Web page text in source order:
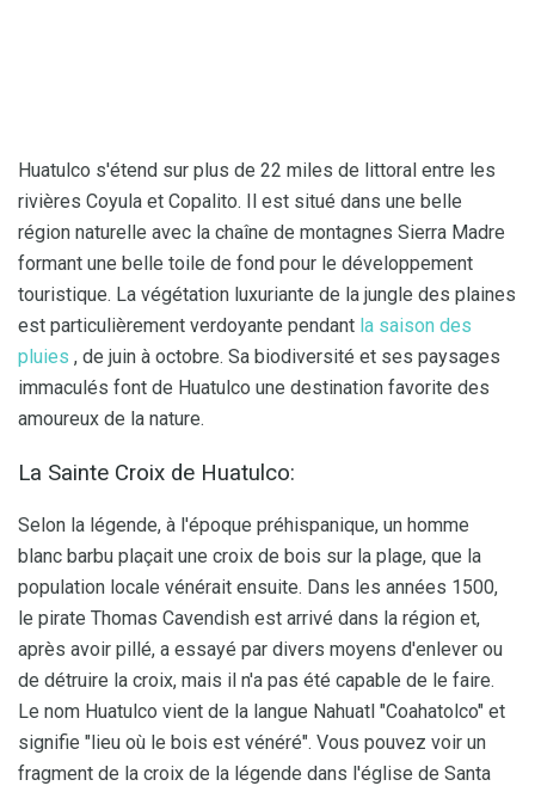
Huatulco s'étend sur plus de 22 miles de littoral entre les
rivières Coyula et Copalito. Il est situé dans une belle
région naturelle avec la chaîne de montagnes Sierra Madre
formant une belle toile de fond pour le développement
touristique. La végétation luxuriante de la jungle des plaines
est particulièrement verdoyante pendant la saison des
pluies , de juin à octobre. Sa biodiversité et ses paysages
immaculés font de Huatulco une destination favorite des
amoureux de la nature.
La Sainte Croix de Huatulco:
Selon la légende, à l'époque préhispanique, un homme
blanc barbu plaçait une croix de bois sur la plage, que la
population locale vénérait ensuite. Dans les années 1500,
le pirate Thomas Cavendish est arrivé dans la région et,
après avoir pillé, a essayé par divers moyens d'enlever ou
de détruire la croix, mais il n'a pas été capable de le faire.
Le nom Huatulco vient de la langue Nahuatl "Coahatolco" et
signifie "lieu où le bois est vénéré". Vous pouvez voir un
fragment de la croix de la légende dans l'église de Santa